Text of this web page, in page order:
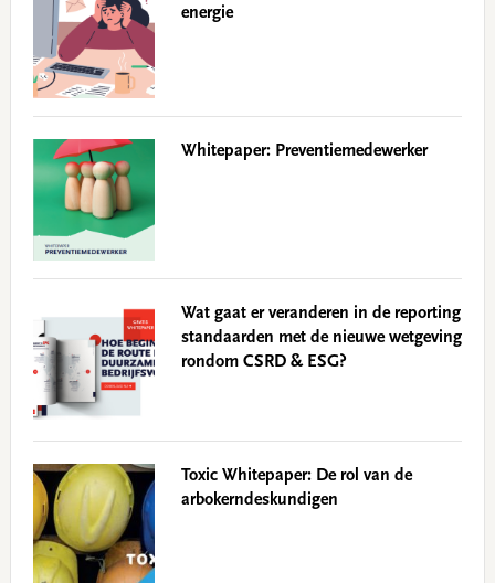
energie
Whitepaper: Preventiemedewerker
Wat gaat er veranderen in de reporting
standaarden met de nieuwe wetgeving
rondom CSRD & ESG?
Toxic Whitepaper: De rol van de
arbokerndeskundigen